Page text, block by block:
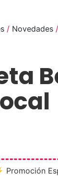
/ Novedades
Promoción